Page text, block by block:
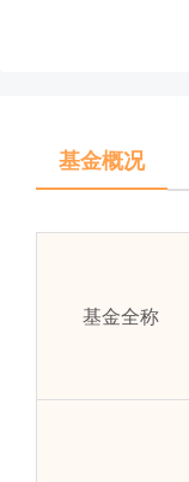
基金概况
基金全称